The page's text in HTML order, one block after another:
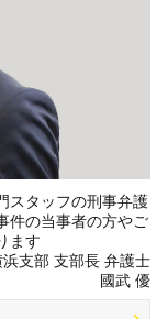
スタッフの刑事弁護
件の当事者の方やご
ます
浜支部 支部長 弁護士
國武 優